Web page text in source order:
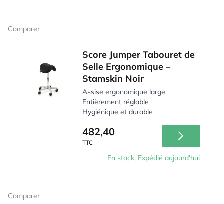
Comparer
Score Jumper Tabouret de
Selle Ergonomique –
Stamskin Noir
Assise ergonomique large
Entièrement réglable
Hygiénique et durable
482,40
TTC
En stock, Expédié aujourd'hui
Comparer